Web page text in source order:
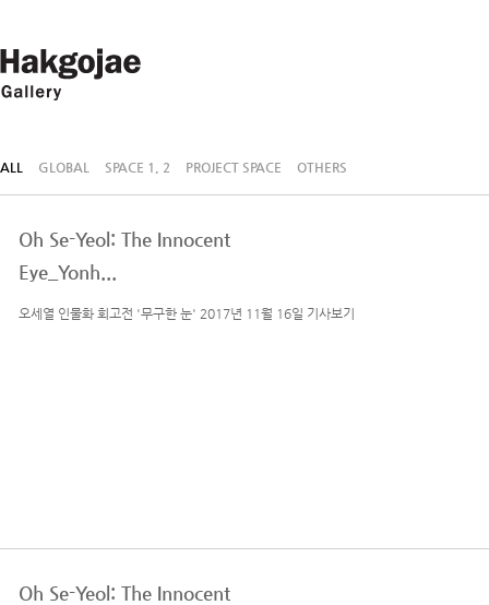
ALL GLOBAL SPACE 1, 2 PROJECT SPACE OTHERS
Oh Se-Yeol: The Innocent
Eye_Yonh...
오세열 인물화 회고전 '무구한 눈' 2017년 11월 16일 기사보기
Oh Se-Yeol: The Innocent